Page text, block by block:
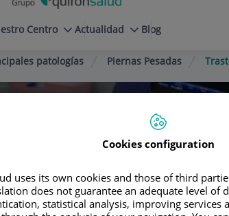
Centro Actualidad Blog
patologías Piernas Pesadas
Cookies configuration
uses its own cookies and those of third
does not guarantee an adequate level of
statistical analysis, improving services